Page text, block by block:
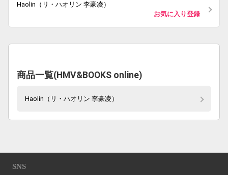
Haolin（リ・ハオリン 李豪凌）
お気に入り登録
商品一覧(HMV&BOOKS online)
Haolin（リ・ハオリン 李豪凌）
SNS